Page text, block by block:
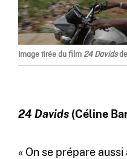
Image tirée du film 24 Davids
24 Davids(Céline
« On se prépare